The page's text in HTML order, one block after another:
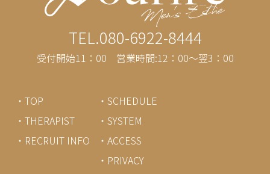
TEL.080-6922-8444
受付開始11：00 営業時間:12：00～翌3：00
・TOP
・SCHEDULE
・THERAPIST
・SYSTEM
・RECRUIT INFO
・ACCESS
・PRIVACY